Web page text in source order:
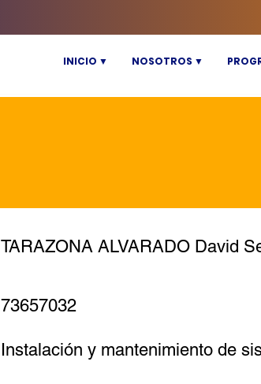
INICIO ▼ NOSOTROS ▼
TARAZONA ALVARADO David
73657032
Instalación y mantenimiento de